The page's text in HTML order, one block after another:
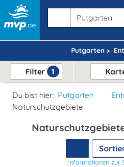
Putgarten >
Filter 1
Du bist hier: Putgarten
Naturschutzgebiete
Informationen zur